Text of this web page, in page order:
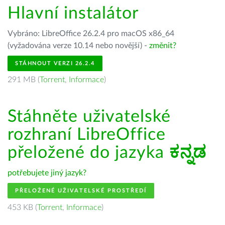
Hlavní instalátor
Vybráno: LibreOffice 26.2.4 pro macOS x86_64
(vyžadována verze 10.14 nebo novější) - změnit?
STÁHNOUT VERZI 26.2.4
291 MB (Torrent, Informace)
Stáhněte uživatelské
rozhraní LibreOffice
přeložené do jazyka ಕನ್ನಡ
potřebujete jiný jazyk?
PŘELOŽENÉ UŽIVATELSKÉ PROSTŘEDÍ
453 KB (Torrent, Informace)